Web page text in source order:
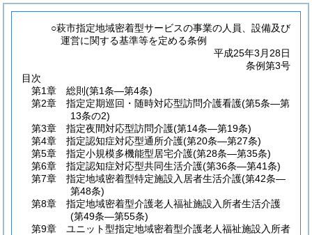
○萩市指定地域密着型サービスの事業の人員、設備及び
運営に関する基準等を定める条例
平成25年3月28日
条例第3号
目次
第1章
総則 (第1条―第4条)
第2章
指定定期巡回・随時対応型訪問介護看護(第5条―第
13条の2)
第3章
指定夜間対応型訪問介護(第14条―第19条)
第4章
指定認知症対応型通所介護(第20条―第27条)
第5章
指定小規模多機能型居宅介護(第28条―第35条)
第6章
指定認知症対応型共同生活介護(第36条―第41条)
第7章
指定地域密着型特定施設入居者生活介護(第42条―
第48条)
第8章
指定地域密着型介護老人福祉施設入所者生活介護
(第49条―第55条)
第9章
ユニット型指定地域密着型介護老人福祉施設入所者